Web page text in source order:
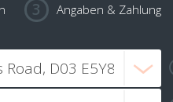
Angaben & Zahlung